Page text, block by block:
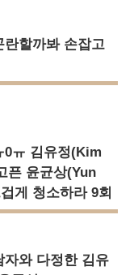
할까봐 손잡고
0ㅠ 김유정(Kim
픈 윤균상(Yun
게 청소하라 9회
와 다정한 김유